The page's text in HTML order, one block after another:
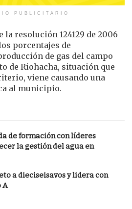
PUBLICITARIO
la resolución 124129 de 2006
porcentajes de
de gas del campo
de Riohacha, situación que
viene causando una
al municipio.
de formación con líderes
la gestión del agua en
a dieciseisavos y lidera con
A